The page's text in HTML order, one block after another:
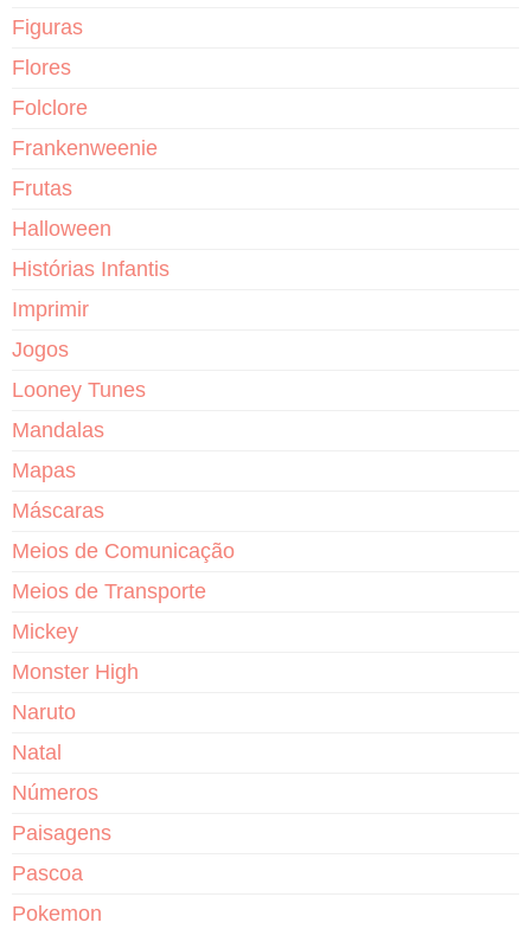
Figuras
Flores
Folclore
Frankenweenie
Frutas
Halloween
Histórias Infantis
Imprimir
Jogos
Looney Tunes
Mandalas
Mapas
Máscaras
Meios de Comunicação
Meios de Transporte
Mickey
Monster High
Naruto
Natal
Números
Paisagens
Pascoa
Pokemon